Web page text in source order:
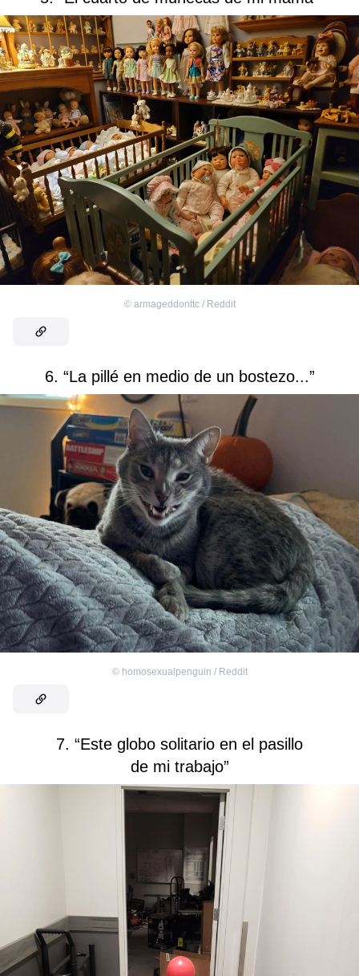
© armageddonttc / Reddit
6. “La pillé en medio de un bostezo...”
© homosexualpenguin / Reddit
7. “Este globo solitario en el pasillo
de mi trabajo”